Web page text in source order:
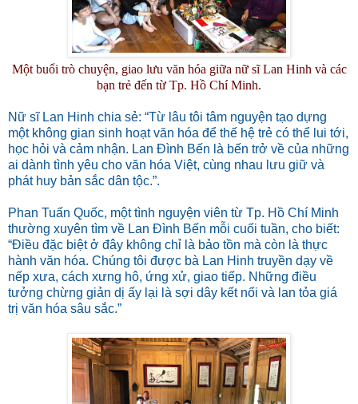
Một buổi trò chuyện, giao lưu văn hóa giữa nữ sĩ Lan Hinh và các
bạn trẻ đến từ Tp. Hồ Chí Minh.
Nữ sĩ Lan Hinh chia sẻ: “Từ lâu tôi tâm nguyện tạo dựng
một không gian sinh hoạt văn hóa để thế hệ trẻ có thể lui tới,
học hỏi và cảm nhận. Lan Đình Bến là bến trở về của những
ai dành tình yêu cho văn hóa Việt, cùng nhau lưu giữ và
phát huy bản sắc dân tộc.”.
Phan Tuấn Quốc, một tình nguyện viên từ Tp. Hồ Chí Minh
thường xuyên tìm về Lan Đình Bến mỗi cuối tuần, cho biết:
“Điều đặc biệt ở đây không chỉ là bảo tồn mà còn là thực
hành văn hóa. Chúng tôi được bà Lan Hinh truyền dạy về
nếp xưa, cách xưng hô, ứng xử, giao tiếp. Những điều
tưởng chừng giản dị ấy lại là sợi dây kết nối và lan tỏa giá
trị văn hóa sâu sắc.”